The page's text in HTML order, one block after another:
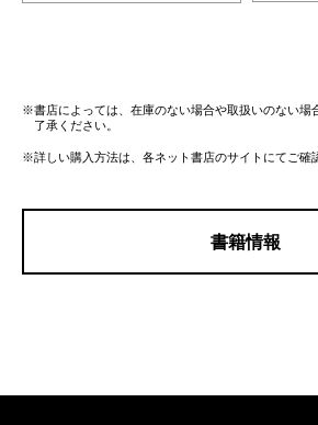
※書店によっては、在庫のない場合や取扱いのない場
了承ください。
※詳しい購入方法は、各ネット書店のサイトにてご確
書籍情報